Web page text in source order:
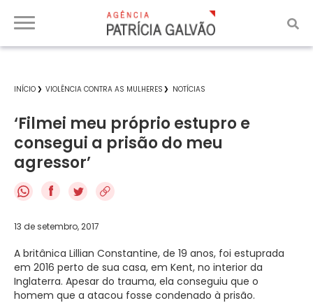
INÍCIO VIOLÊNCIA CONTRA AS MULHERES NOTÍCIAS
‘Filmei meu próprio estupro e
consegui a prisão do meu
agressor’
f
13 de setembro, 2017
A britânica Lillian Constantine, de 19 anos, foi estuprada
em 2016 perto de sua casa, em Kent, no interior da
Inglaterra. Apesar do trauma, ela conseguiu que o
homem que a atacou fosse condenado à prisão.